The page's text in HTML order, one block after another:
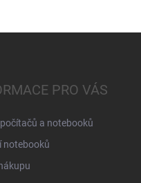
PRO VÁS
a notebooků
notebooků